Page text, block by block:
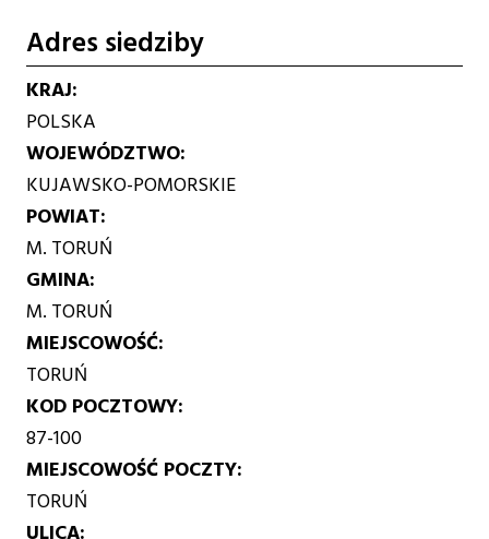
Adres siedziby
KRAJ
POLSKA
WOJEWÓDZTWO
KUJAWSKO-POMORSKIE
POWIAT
M. TORUŃ
GMINA
M. TORUŃ
MIEJSCOWOŚĆ
TORUŃ
KOD POCZTOWY
87-100
MIEJSCOWOŚĆ POCZTY
TORUŃ
ULICA